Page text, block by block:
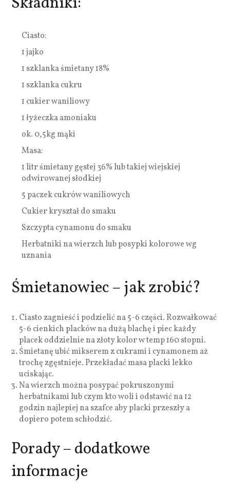
Ciasto:
1 jajko
1 szklanka śmietany 18%
1 szklanka cukru
1 cukier waniliowy
1 łyżeczka amoniaku
ok. 0,5kg mąki
Masa:
1 litr śmietany gęstej 36% lub takiej wiejskiej
odwirowanej słodkiej
5 paczek cukrów waniliowych
Cukier kryształ do smaku
Szczypta cynamonu do smaku
Herbatniki na wierzch lub posypki kolorowe wg
uznania
Śmietanowiec – jak zrobić?
Ciasto zagnieść i podzielić na 5-6 części. Rozwałkować
5-6 cienkich placków na dużą blachę i piec każdy
placek oddzielnie na złoty kolor w temp 160 stopni.
Śmietanę ubić mikserem z cukrami i cynamonem aż
trochę zgęstnieje. Przekładać masa placki lekko
uciskając.
Na wierzch można posypać pokruszonymi
herbatnikami lub czym kto woli i odstawić na 12
godzin najlepiej na szafce aby placki przeszły a
dopiero potem schłodzić.
Porady – dodatkowe
informacje